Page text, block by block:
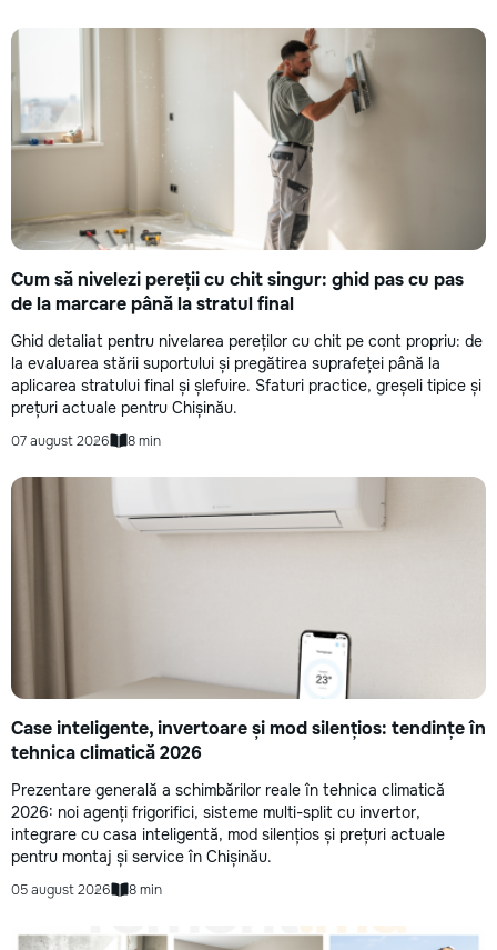
Cum să nivelezi pereții cu chit singur: ghid pas cu pas
de la marcare până la stratul final
Ghid detaliat pentru nivelarea pereților cu chit pe cont propriu: de
la evaluarea stării suportului și pregătirea suprafeței până la
aplicarea stratului final și șlefuire. Sfaturi practice, greșeli tipice și
prețuri actuale pentru Chișinău.
07 august 2026 8 min
Case inteligente, invertoare și mod silențios: tendințe în
tehnica climatică 2026
Prezentare generală a schimbărilor reale în tehnica climatică
2026: noi agenți frigorifici, sisteme multi-split cu invertor,
integrare cu casa inteligentă, mod silențios și prețuri actuale
pentru montaj și service în Chișinău.
05 august 2026 8 min